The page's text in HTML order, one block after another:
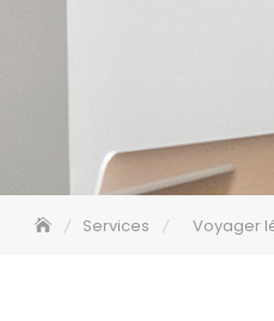
Services Voyager